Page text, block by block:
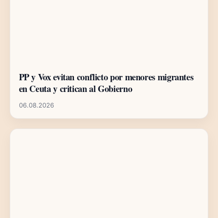
PP y Vox evitan conflicto por menores migrantes
en Ceuta y critican al Gobierno
06.08.2026